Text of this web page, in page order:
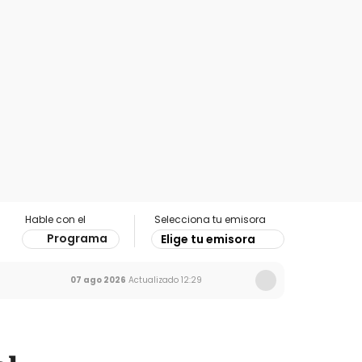
Hable con el
Programa
Selecciona tu emisora
Elige tu emisora
07 ago 2026 Actualizado 12:29